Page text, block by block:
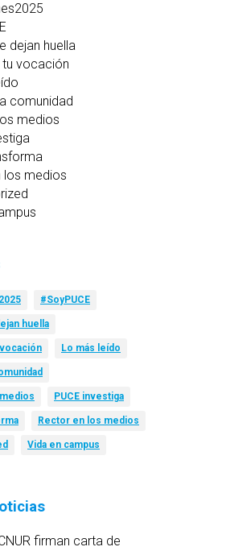
dejan huella
tu vocación
comunidad
medios
los medios
#SoyPUCE
huella
Lo más leído
PUCE investiga
Rector en los medios
Vida en campus
firman carta de